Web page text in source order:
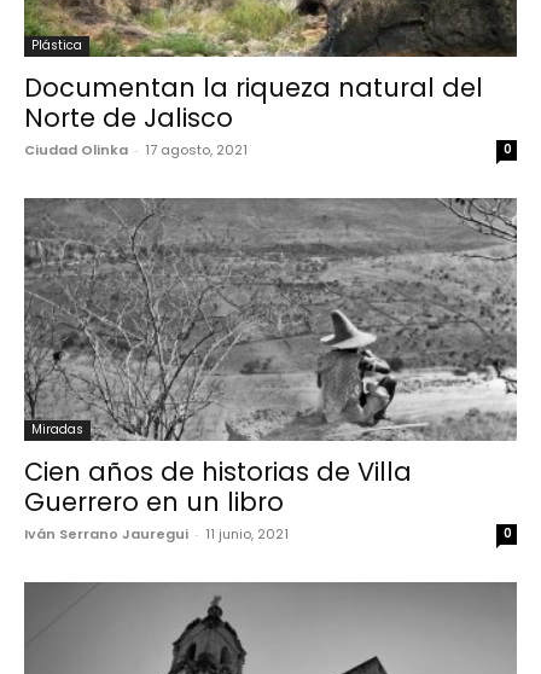
Plástica
Documentan la riqueza natural del
Norte de Jalisco
Ciudad Olinka - 17 agosto, 2021 0
Miradas
Cien años de historias de Villa
Guerrero en un libro
Iván Serrano Jauregui - 11 junio, 2021 0